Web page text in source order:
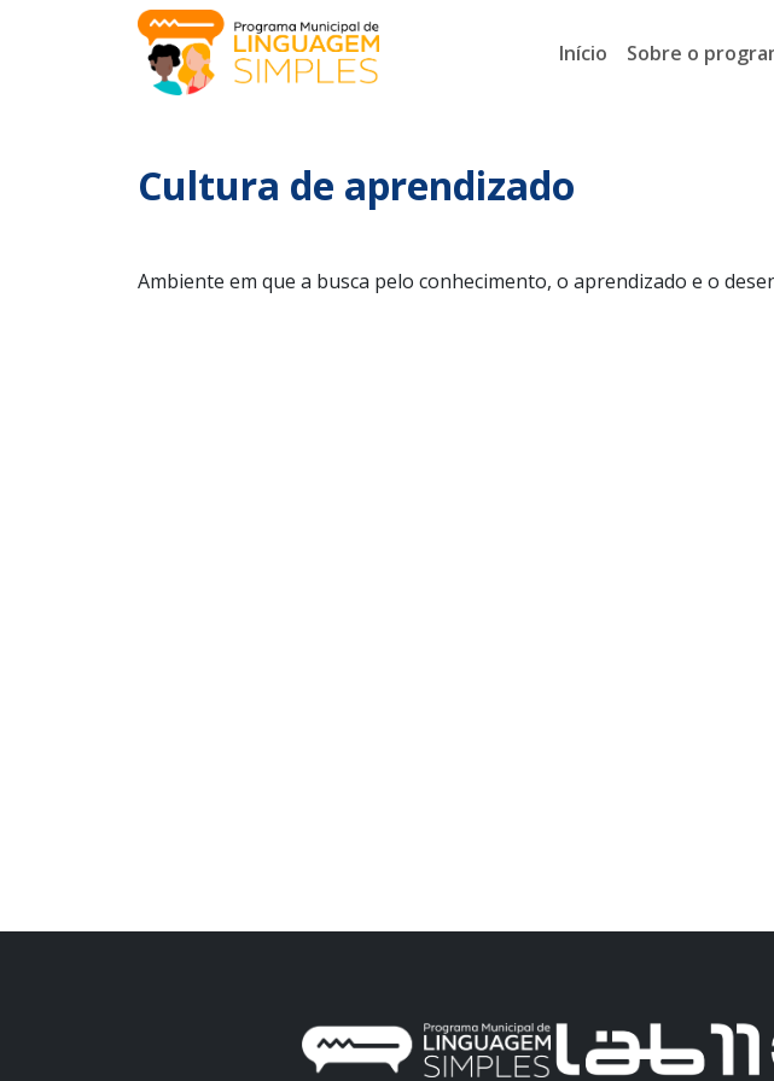
Início Sobre o
Cultura de aprendizado
Ambiente em que a busca pelo conhecimento, o aprendizado e o